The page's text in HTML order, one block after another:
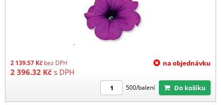
2 139.57 Kč bez DPH
2 396.32 Kč s DPH
na objednávku
500/balení Do košíku